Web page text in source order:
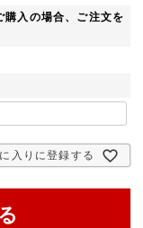
須
購入の場合、ご注文を
入りに登録する